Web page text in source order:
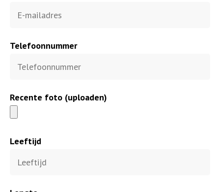
Telefoonnummer
Recente foto (uploaden)
Leeftijd